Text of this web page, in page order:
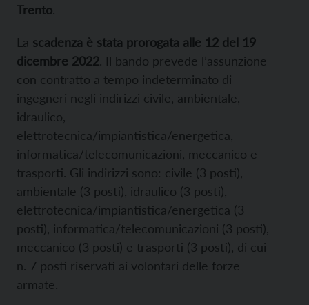
Trento.
La scadenza è stata prorogata alle 12 del 19
dicembre 2022. Il bando prevede l’assunzione
con contratto a tempo indeterminato di
ingegneri negli indirizzi civile, ambientale,
idraulico,
elettrotecnica/impiantistica/energetica,
informatica/telecomunicazioni, meccanico e
trasporti. Gli indirizzi sono: civile (3 posti),
ambientale (3 posti), idraulico (3 posti),
elettrotecnica/impiantistica/energetica (3
posti), informatica/telecomunicazioni (3 posti),
meccanico (3 posti) e trasporti (3 posti), di cui
n. 7 posti riservati ai volontari delle forze
armate.